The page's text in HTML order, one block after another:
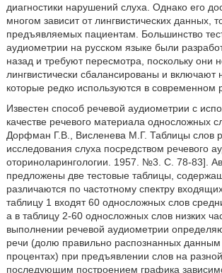
диагностики нарушений слуха. Однако его
многом зависит от лингвистических данных,
предъявляемых пациентам. Большинство
аудиометрии на русском языке были
назад и требуют пересмотра, поскольку они
лингвистически сбалансированы и включают
которые редко используются в современном
Известен способ речевой аудиометрии с
качестве речевого материала односложных
Дорфман Г.В., Висленева М.Г. Таблицы слов
исследования слуха посредством речевого
оториноларингологии. 1957. №3. С. 78-83].
предложены две тестовые таблицы,
различаются по частотному спектру
таблицу 1 входят 60 односложных слов
а в таблицу 2-60 односложных слов низких
выполнении речевой аудиометрии
речи (долю правильно распознанных
процентах) при предъявлении слов на
последующим построением графика